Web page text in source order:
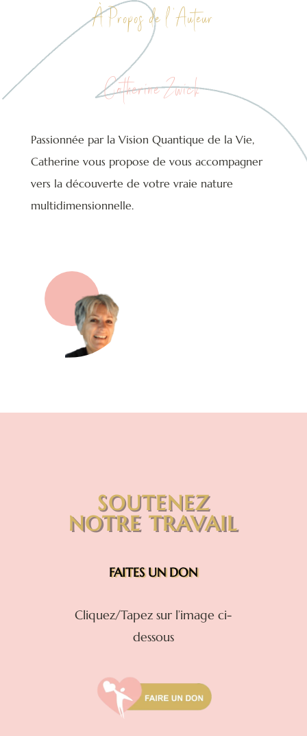
À Propos de l ‘Auteur
Catherine Zwick
Passionnée par la Vision Quantique de la Vie,
Catherine vous propose de vous accompagner
vers la découverte de votre vraie nature
multidimensionnelle.
SOUTENEZ
NOTRE TRAVAIL
FAITES UN DON
Cliquez/Tapez sur l’image ci-
dessous